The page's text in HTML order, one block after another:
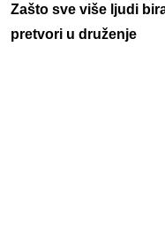
Zašto sve više ljudi
pretvori u druženje